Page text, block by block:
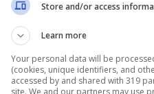
prossime ore per tutta
potrebbe arrivare
carica virale del
, proprio come
Store and/or access
Learn more
Your personal data will be
(cookies, unique identifiers, and
accessed by and shared with 319
site. We and our partners may use